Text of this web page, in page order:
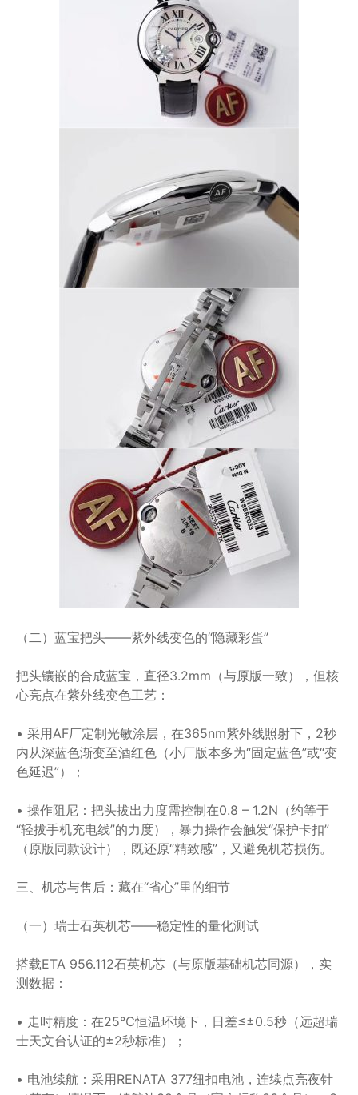
（二）蓝宝把头——紫外线变色的“隐藏彩蛋”
把头镶嵌的合成蓝宝，直径3.2mm（与原版一致），但核
心亮点在紫外线变色工艺：
• 采用AF厂定制光敏涂层，在365nm紫外线照射下，2秒
内从深蓝色渐变至酒红色（小厂版本多为“固定蓝色”或“变
色延迟”）；
• 操作阻尼：把头拔出力度需控制在0.8 – 1.2N（约等于
“轻拔手机充电线”的力度），暴力操作会触发“保护卡扣”
（原版同款设计），既还原“精致感”，又避免机芯损伤。
三、机芯与售后：藏在“省心”里的细节
（一）瑞士石英机芯——稳定性的量化测试
搭载ETA 956.112石英机芯（与原版基础机芯同源），实
测数据：
• 走时精度：在25℃恒温环境下，日差≤±0.5秒（远超瑞
士天文台认证的±2秒标准）；
• 电池续航：采用RENATA 377纽扣电池，连续点亮夜针